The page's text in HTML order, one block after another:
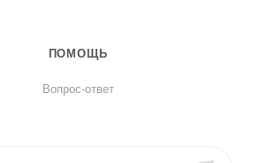
ПОМОЩЬ
Вопрос-ответ